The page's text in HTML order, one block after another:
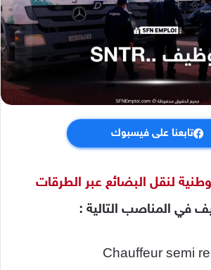
تابعنا على فيسبوك
لنقل البضائع عبر الطرقات
في المناصب التالية :
Chauffeur semi